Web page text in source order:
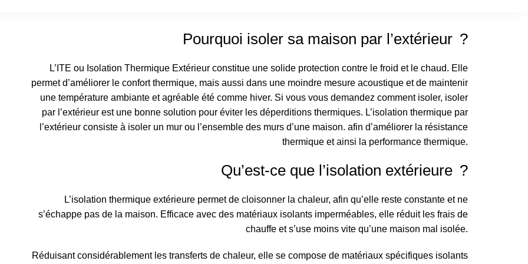
Pourquoi isoler sa maison par l’extérieur ?
L’ITE ou Isolation Thermique Extérieur constitue une solide protection contre le froid et le chaud. Elle
permet d’améliorer le confort thermique, mais aussi dans une moindre mesure acoustique et de maintenir
une température ambiante et agréable été comme hiver. Si vous vous demandez comment isoler, isoler
par l’extérieur est une bonne solution pour éviter les déperditions thermiques. L’isolation thermique par
l’extérieur consiste à isoler un mur ou l’ensemble des murs d’une maison. afin d’améliorer la résistance
thermique et ainsi la performance thermique.
Qu’est-ce que l’isolation extérieure ?
L’isolation thermique extérieure permet de cloisonner la chaleur, afin qu’elle reste constante et ne
s’échappe pas de la maison. Efficace avec des matériaux isolants imperméables, elle réduit les frais de
chauffe et s’use moins vite qu’une maison mal isolée.
Réduisant considérablement les transferts de chaleur, elle se compose de matériaux spécifiques isolants